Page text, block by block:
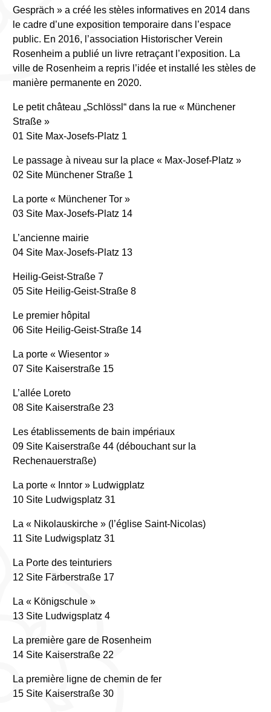
Gespräch » a créé les stèles informatives en 2014 dans
le cadre d’une exposition temporaire dans l’espace
public. En 2016, l’association Historischer Verein
Rosenheim a publié un livre retraçant l’exposition. La
ville de Rosenheim a repris l’idée et installé les stèles de
manière permanente en 2020.
Le petit château „Schlössl“ dans la rue « Münchener
Straße »
01 Site Max-Josefs-Platz 1
Le passage à niveau sur la place « Max-Josef-Platz »
02 Site Münchener Straße 1
La porte « Münchener Tor »
03 Site Max-Josefs-Platz 14
L’ancienne mairie
04 Site Max-Josefs-Platz 13
Heilig-Geist-Straße 7
05 Site Heilig-Geist-Straße 8
Le premier hôpital
06 Site Heilig-Geist-Straße 14
La porte « Wiesentor »
07 Site Kaiserstraße 15
L’allée Loreto
08 Site Kaiserstraße 23
Les établissements de bain impériaux
09 Site Kaiserstraße 44 (débouchant sur la
Rechenauerstraße)
La porte « Inntor » Ludwigplatz
10 Site Ludwigsplatz 31
La « Nikolauskirche » (l’église Saint-Nicolas)
11 Site Ludwigsplatz 31
La Porte des teinturiers
12 Site Färberstraße 17
La « Königschule »
13 Site Ludwigsplatz 4
La première gare de Rosenheim
14 Site Kaiserstraße 22
La première ligne de chemin de fer
15 Site Kaiserstraße 30